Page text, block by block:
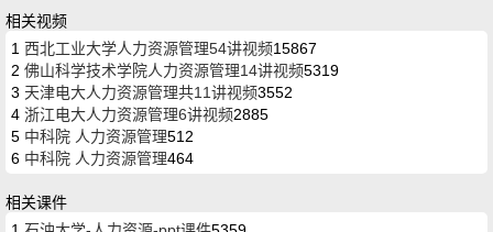
相关视频
1 西北工业大学人力资源管理54讲视频15867
2 佛山科学技术学院人力资源管理14讲视频5319
3 天津电大人力资源管理共11讲视频3552
4 浙江电大人力资源管理6讲视频2885
5 中科院 人力资源管理512
6 中科院 人力资源管理464
相关课件